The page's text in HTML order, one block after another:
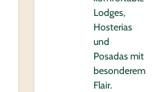
Lodges,
Hosterias
und
Posadas mit
besonderem
Flair.